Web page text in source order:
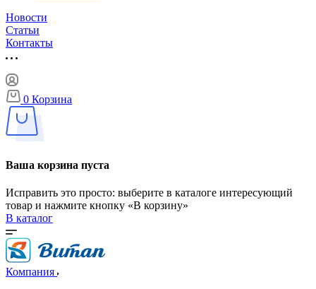
Новости
Статьи
Контакты
0 Корзина
Ваша корзина пуста
Исправить это просто: выберите в каталоге интересующий
товар и нажмите кнопку «В корзину»
В каталог
Компания